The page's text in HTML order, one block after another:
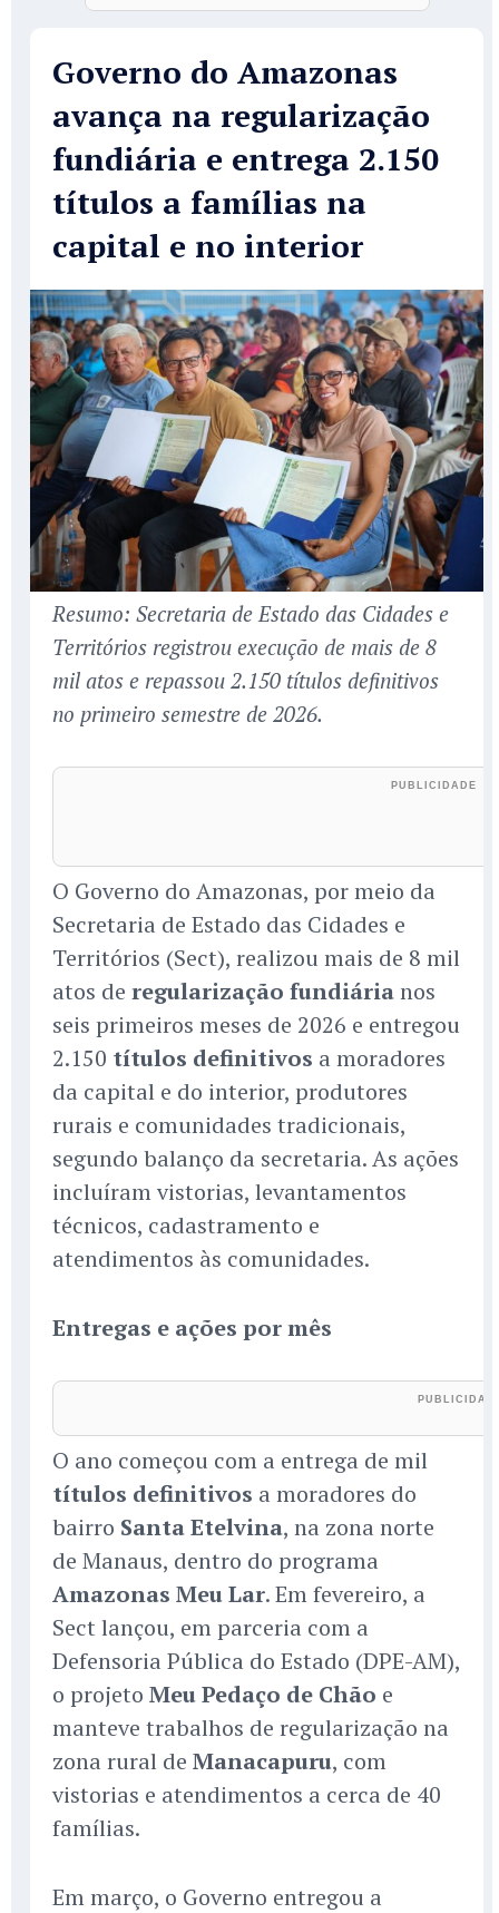
Governo do Amazonas
avança na regularização
fundiária e entrega 2.150
títulos a famílias na
capital e no interior
Resumo: Secretaria de Estado das Cidades e
Territórios registrou execução de mais de 8
mil atos e repassou 2.150 títulos definitivos
no primeiro semestre de 2026.
O Governo do Amazonas, por meio da
Secretaria de Estado das Cidades e
Territórios (Sect), realizou mais de 8 mil
atos de regularização fundiárianos
seis primeiros meses de 2026 e entregou
2.150 títulos definitivos a moradores
da capital e do interior, produtores
rurais e comunidades tradicionais,
segundo balanço da secretaria. As ações
incluíram vistorias, levantamentos
técnicos, cadastramento e
atendimentos às comunidades.
Entregas e ações por mês
O ano começou com a entrega de mil
títulos definitivos a moradores do
bairro Santa Etelvina, na zona norte
de Manaus, dentro do programa
Amazonas Meu Lar. Em fevereiro, a
Sect lançou, em parceria com a
Defensoria Pública do Estado (DPE-AM),
o projeto Meu Pedaço de Chão e
manteve trabalhos de regularização na
zona rural de Manacapuru, com
vistorias e atendimentos a cerca de 40
famílias.
Em março, o Governo entregou a